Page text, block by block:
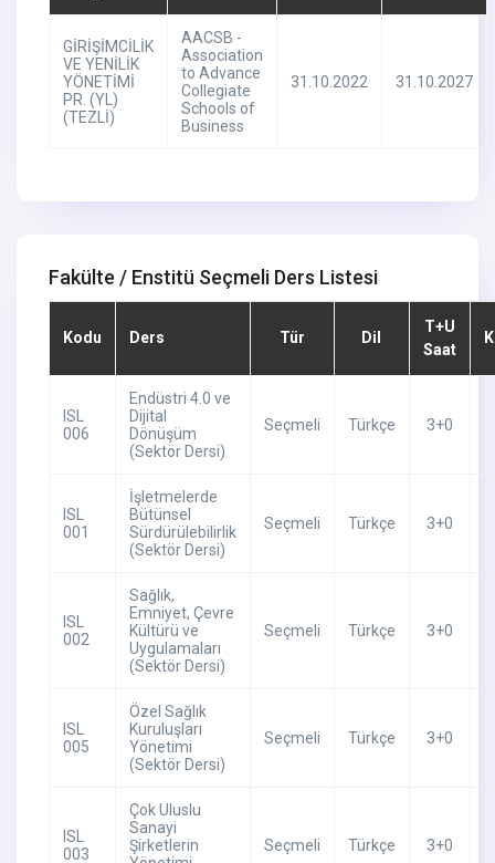
GİRİŞİMCİLİK
VE YENİLİK
YÖNETİMİ
PR. (YL)
(TEZLİ)
AACSB -
Association
to Advance
Collegiate
Schools of
Business
31.10.2022 31.10.2027
Fakülte / Enstitü Seçmeli Ders Listesi
Kodu Ders Tür Dil
T+U
Saat
ISL
006
Endüstri 4.0 ve
Dijital
Dönüşüm
(Sektör Dersi)
Seçmeli Türkçe 3+0
ISL
001
İşletmelerde
Bütünsel
Sürdürülebilirlik
(Sektör Dersi)
Seçmeli Türkçe 3+0
ISL
002
Sağlık,
Emniyet, Çevre
Kültürü ve
Uygulamaları
(Sektör Dersi)
Seçmeli Türkçe 3+0
ISL
005
Özel Sağlık
Kuruluşları
Yönetimi
(Sektör Dersi)
Seçmeli Türkçe 3+0
ISL
003
Çok Uluslu
Sanayi
Şirketlerin
Seçmeli Türkçe 3+0